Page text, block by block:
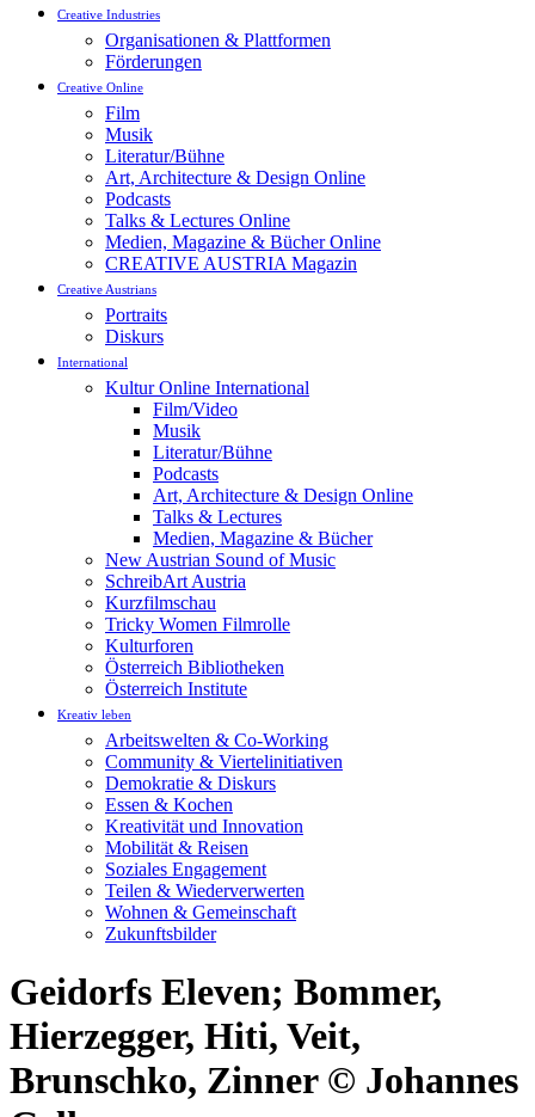
Creative Industries
Organisationen & Plattformen
Förderungen
Creative Online
Film
Musik
Literatur/Bühne
Art, Architecture & Design Online
Podcasts
Talks & Lectures Online
Medien, Magazine & Bücher Online
CREATIVE AUSTRIA Magazin
Creative Austrians
Portraits
Diskurs
International
Kultur Online International
Film/Video
Musik
Literatur/Bühne
Podcasts
Art, Architecture & Design Online
Talks & Lectures
Medien, Magazine & Bücher
New Austrian Sound of Music
SchreibArt Austria
Kurzfilmschau
Tricky Women Filmrolle
Kulturforen
Österreich Bibliotheken
Österreich Institute
Kreativ leben
Arbeitswelten & Co-Working
Community & Viertelinitiativen
Demokratie & Diskurs
Essen & Kochen
Kreativität und Innovation
Mobilität & Reisen
Soziales Engagement
Teilen & Wiederverwerten
Wohnen & Gemeinschaft
Zukunftsbilder
Geidorfs Eleven; Bommer,
Hierzegger, Hiti, Veit,
Brunschko, Zinner © Johannes